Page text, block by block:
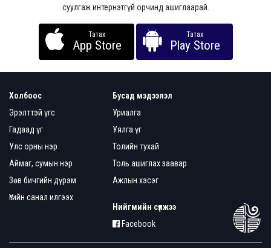
суулгаж интернэтгүй орчинд ашиглаарай.
Татах
App Store
Татах
Play Store
Холбоос
Эрэлттэй үгс
Гадаад үг
Улс орны нэр
Аймаг, сумын нэр
Зөв бичгийн дүрэм
Үгийн санал илгээх
Бусад мэдээлэл
Уриалга
Уялга үг
Толийн тухай
Толь ашиглах заавар
Ажлын хэсэг
Нийгмийн сүлжээ
Facebook